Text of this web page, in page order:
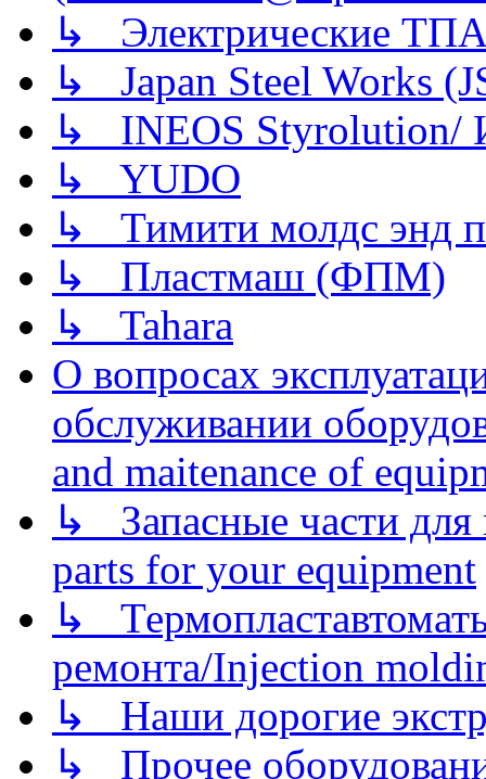
↳ Электрические
↳ Japan Steel Works
↳ INEOS
↳ YUDO
↳ Тимити молдс энд
↳ Пластмаш (ФПМ)
↳ Tahara
О вопросах
обслуживании
and maitenance of
↳ Запасные части для
parts for your equipment
↳
ремонта/Injection
↳ Наши дорогие
↳ Прочее